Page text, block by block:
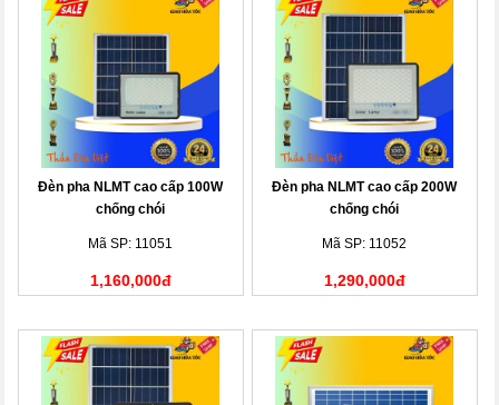
Đèn pha NLMT cao cấp 100W
chống chói
Mã SP: 11051
1,160,000đ
Đèn pha NLMT cao cấp 200W
chống chói
Mã SP: 11052
1,290,000đ